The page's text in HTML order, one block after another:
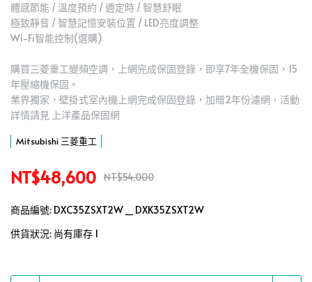
體感節能 / 溫度預約 / 週定時 / 智慧舒眠
極致靜音 / 智慧記憶安裝位置 / LED亮度調整
Wi-Fi智能控制(選購)
購買三菱重工變頻空調，上網完成保固登錄，即享7年全機保固，15
年壓縮機保固。
業界獨家，壁掛式室內機上網完成保固登錄，加贈2年份濾網，活動
詳情請見 上洋產品保固網
Mitsubishi 三菱重工
NT$48,600 NT$54,000
商品編號: DXC35ZSXT2W _ DXK35ZSXT2W
供貨狀況: 尚有庫存 1